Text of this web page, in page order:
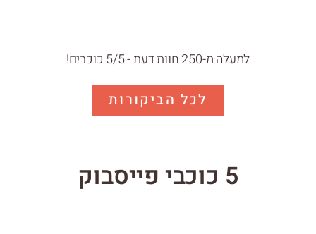
למעלה מ-250 חוות דעת - 5/5 כוכבים!
לכל הביקורות
5 כוכבי פייסבוק